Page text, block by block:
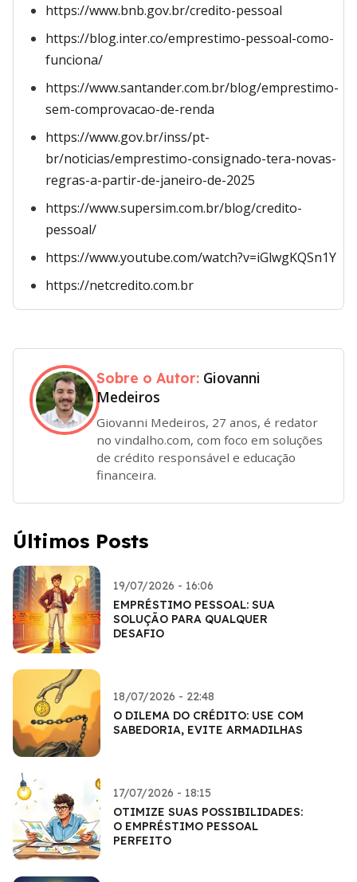
https://www.bnb.gov.br/credito-pessoal
https://blog.inter.co/emprestimo-pessoal-como-
funciona/
https://www.santander.com.br/blog/emprestimo-
sem-comprovacao-de-renda
https://www.gov.br/inss/pt-
br/noticias/emprestimo-consignado-tera-novas-
regras-a-partir-de-janeiro-de-2025
https://www.supersim.com.br/blog/credito-
pessoal/
https://www.youtube.com/watch?v=iGlwgKQSn1Y
https://netcredito.com.br
Sobre o Autor: Giovanni
Medeiros
Giovanni Medeiros, 27 anos, é redator
no vindalho.com, com foco em soluções
de crédito responsável e educação
financeira.
Últimos Posts
19/07/2026 - 16:06
EMPRÉSTIMO PESSOAL: SUA
SOLUÇÃO PARA QUALQUER
DESAFIO
18/07/2026 - 22:48
O DILEMA DO CRÉDITO: USE COM
SABEDORIA, EVITE ARMADILHAS
17/07/2026 - 18:15
OTIMIZE SUAS POSSIBILIDADES:
O EMPRÉSTIMO PESSOAL
PERFEITO